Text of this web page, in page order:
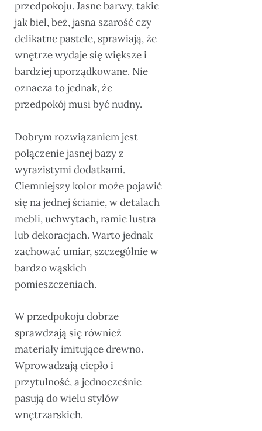
przedpokoju. Jasne barwy, takie
jak biel, beż, jasna szarość czy
delikatne pastele, sprawiają, że
wnętrze wydaje się większe i
bardziej uporządkowane. Nie
oznacza to jednak, że
przedpokój musi być nudny.
Dobrym rozwiązaniem jest
połączenie jasnej bazy z
wyrazistymi dodatkami.
Ciemniejszy kolor może pojawić
się na jednej ścianie, w detalach
mebli, uchwytach, ramie lustra
lub dekoracjach. Warto jednak
zachować umiar, szczególnie w
bardzo wąskich
pomieszczeniach.
W przedpokoju dobrze
sprawdzają się również
materiały imitujące drewno.
Wprowadzają ciepło i
przytulność, a jednocześnie
pasują do wielu stylów
wnętrzarskich.